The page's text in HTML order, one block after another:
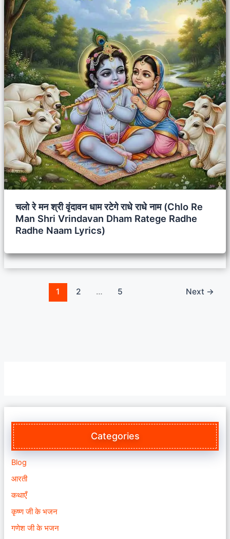
चलो रे मन श्री वृंदावन धाम रटेगे राधे राधे नाम (Chlo Re
Man Shri Vrindavan Dham Ratege Radhe
Radhe Naam Lyrics)
1 2 … 5 Next →
Categories
Blog
आरती
कथाएँ
कृष्ण जी के भजन
गणेश जी के भजन